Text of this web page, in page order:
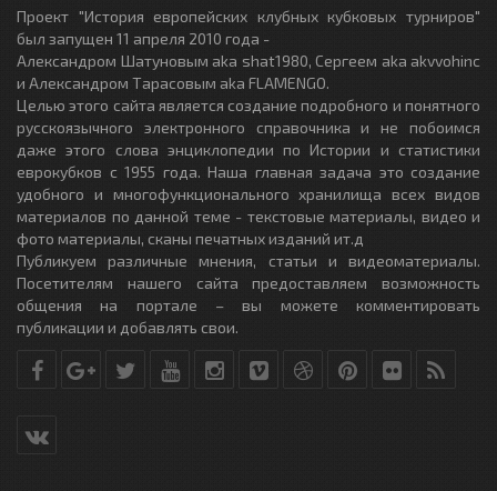
Проект "История европейских клубных кубковых турниров"
был запущен 11 апреля 2010 года -
Александром Шатуновым aka shat1980, Сергеем aka akvvohinc
и Александром Тарасовым aka FLAMENGO.
Целью этого сайта является создание подробного и понятного
русскоязычного электронного справочника и не побоимся
даже этого слова энциклопедии по Истории и статистики
еврокубков с 1955 года. Наша главная задача это создание
удобного и многофункционального хранилища всех видов
материалов по данной теме - текстовые материалы, видео и
фото материалы, сканы печатных изданий ит.д
Публикуем различные мнения, статьи и видеоматериалы.
Посетителям нашего сайта предоставляем возможность
общения на портале – вы можете комментировать
публикации и добавлять свои.